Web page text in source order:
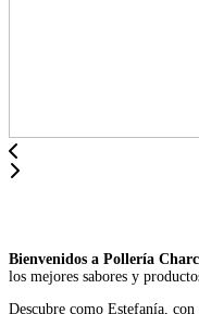
Bienvenidos a Pollería
los mejores sabores y
Descubre como Estefanía, con